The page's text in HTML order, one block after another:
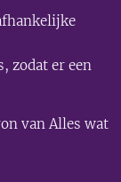
zodat er een
van Alles wat